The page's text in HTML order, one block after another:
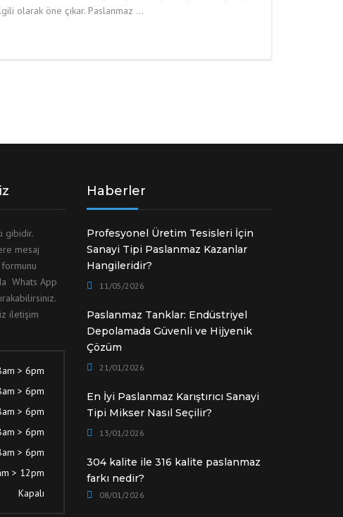
olarak öne çıkar. Paslanmaz …
gibidir.
mesaj
Whats App
iletişim
> 6pm
> 6pm
> 6pm
> 6pm
> 6pm
> 12pm
Kapalı
Haberler
Profesyonel Üretim Tesisleri İçin
Sanayi Tipi Paslanmaz Kazanlar
Hangileridir?
11/05/2026
Paslanmaz Tanklar: Endüstriyel
Depolamada Güvenli ve Hijyenik
Çözüm
21/01/2026
En İyi Paslanmaz Karıştırıcı Sanayi
Tipi Mikser Nasıl Seçilir?
13/01/2026
304 kalite ile 316 kalite paslanmaz
farkı nedir?
08/01/2026